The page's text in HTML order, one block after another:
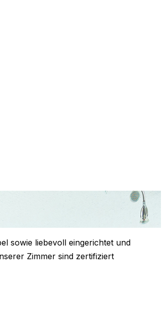
sowie liebevoll eingerichtet und
Zimmer sind zertifiziert